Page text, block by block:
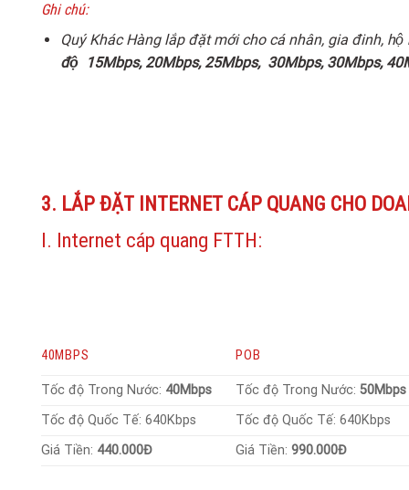
Ghi chú:
Quý Khác Hàng lắp đặt mới cho cá nhân, gia đinh,
độ 15Mbps, 20Mbps, 25Mbps, 30Mbps, 30Mbps,
3. LẮP ĐẶT INTERNET CÁP QUANG CHO
I. Internet cáp quang FTTH:
40MBPS POB
Tốc độ Trong Nước: 40Mbps Tốc độ Trong Nước:
Tốc độ Quốc Tế: 640Kbps
Tốc độ Quốc Tế: 640Kbps
Giá Tiền: 440.000Đ Giá Tiền:990.000Đ